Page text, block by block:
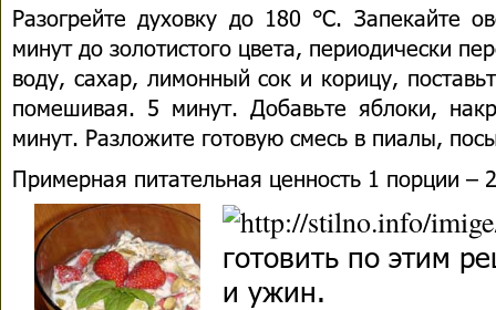
Разогрейте духовку до 180 °С. Запекайте
минут до золотистого цвета, периодически
воду, сахар, лимонный сок и корицу,
помешивая. 5 минут. Добавьте яблоки,
минут. Разложите готовую смесь в пиалы,
Примерная питательная ценность 1 порции –
готовить по этим
и ужин.